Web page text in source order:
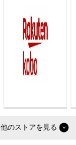
他のストア